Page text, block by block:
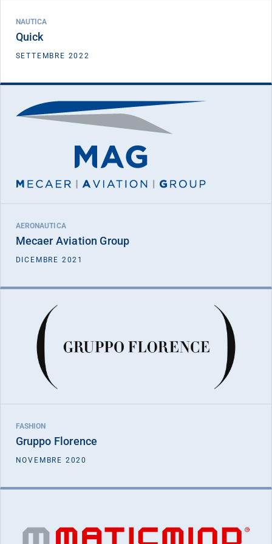
Quick
SETTEMBRE 2022
NAUTICA
VEDI DETTAGLIO
Mecaer Aviation Group
DICEMBRE 2021
AERONAUTICA
Mecaer Aviation Group
DATA INVESTIMENTO
DICEMBRE 2021
FICC I
VEDI DETTAGLIO
Gruppo Florence
NOVEMBRE 2020
FASHION
Gruppo Florence
DATA INVESTIMENTO
NOVEMBRE 2020
VEDI DETTAGLIO
Maticmind